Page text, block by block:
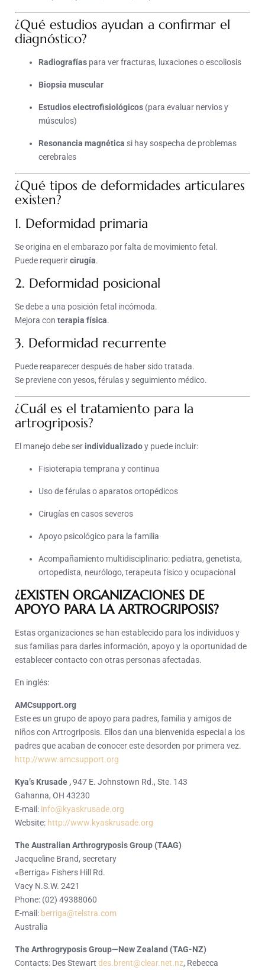
¿Qué estudios ayudan a confirmar el
diagnóstico?
Radiografías para ver fracturas, luxaciones o escoliosis
Biopsia muscular
Estudios electrofisiológicos (para evaluar nervios y
músculos)
Resonancia magnética si hay sospecha de problemas
cerebrales
¿Qué tipos de deformidades articulares
existen?
1. Deformidad primaria
Se origina en el embarazo por falta de movimiento fetal.
Puede requerircirugía.
2. Deformidad posicional
Se debe a una posición fetal incómoda.
Mejora con terapia física.
3. Deformidad recurrente
Puede reaparecer después de haber sido tratada.
Se previene con yesos, férulas y seguimiento médico.
¿Cuál es el tratamiento para la
artrogriposis?
El manejo debe ser individualizadoy puede incluir:
Fisioterapia temprana y continua
Uso de férulas o aparatos ortopédicos
Cirugías en casos severos
Apoyo psicológico para la familia
Acompañamiento multidisciplinario: pediatra, genetista,
ortopedista, neurólogo, terapeuta físico y ocupacional
¿EXISTEN ORGANIZACIONES DE
APOYO PARA LA ARTROGRIPOSIS?
Estas organizaciones se han establecido para los individuos y
sus familias para darles información, apoyo y la oportunidad de
establecer contacto con otras personas afectadas.
En inglés:
AMCsupport.org
Este es un grupo de apoyo para padres, familia y amigos de
niños con Artrogriposis. Ellos dan una bienvenida especial a los
padres que acaban de conocer este desorden por primera vez.
http://www.amcsupport.org
Kya’s Krusade ,947 E. Johnstown Rd., Ste. 143
Gahanna, OH 43230
E-mail : info@kyaskrusade.org
Website: http://www.kyaskrusade.org
The Australian Arthrogryposis Group (TAAG)
Jacqueline Brand, secretary
«Berriga» Fishers Hill Rd.
Vacy N.S.W. 2421
Phone: (02) 49388060
E-mail: berriga@telstra.com
Australia
The Arthrogryposis Group—New Zealand (TAG-NZ)
Contacts: Des Stewart des.brent@clear.net.nz, Rebecca